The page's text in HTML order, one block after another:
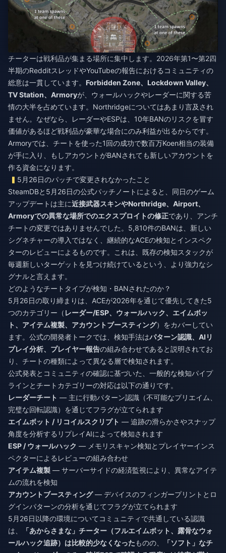
チーターは戦利品が集まる場所に集中します。2026年第1〜第2四
半期のRedditスレッドやYouTubeの報告におけるコミュニティの
総意は一貫しています。 Forbidden Zone、Lockdown Valley、
TV Station、Armoryが、ウォールハックやレーダーに関する苦
情の大半を占めています。Northridgeについてはあまり言及され
ません。なぜなら、レーダーやESPは、10年BANのリスクを冒す
価値があるほど戦利品が豪華な場合にのみ利益が出るからです。
Armoryでは、チートを使った1回の成功で数百万Koen相当の装備
が手に入り、もしアカウントがBANされても新しいアカウントを
作る資金になります。
5月26日のパッチで変更されなかったこと
SteamDBと5月26日の公式パッチノートによると、同日のゲーム
アップデートは主に近接武器スキンやNorthridge、Airport、
Armoryでの異常な場所でのエクスプロイトの修正であり、アンチ
チートの変更ではありませんでした。5,810件のBANは、新しい
シグネチャーの導入ではなく、継続的なACEの検知とインスペク
ターのレビューによるものです。これは、既存の検知スタックが
毎週新しいターゲットを見つけ続けているという、より強力なシ
グナルと言えます。
どのようなチートタイプが検知・BANされたのか？
5月26日の取り締まりは、ACEが2026年を通じて優先してきた5
つのカテゴリー（ レーダー/ESP、ウォールハック、エイムボッ
ト、アイテム複製、アカウントブースティング）をカバーしてい
ます。公式の開発者トークでは、検知手法はパターン認識、AIリ
プレイ分析、プレイヤー報告の組み合わせであると説明されてお
り、チートの種類によって異なる層で検知されます。
公式発表とコミュニティの確認に基づいた、一般的な検知パイプ
ラインとチートカテゴリーの対応は以下の通りです。
レーダーチート — 主に行動パターン認識（不可能なプリエイム、
完璧な回転認識）を通じてフラグが立てられます
エイムボット / リコイルスクリプト — 追跡の滑らかさやスナップ
角度を分析するリプレイAIによって検知されます
ESP / ウォールハック — メモリスキャン検知とプレイヤーインス
ペクターによるレビューの組み合わせ
アイテム複製 — サーバーサイドの経済監視により、異常なアイテ
ムの流れを検知
アカウントブースティング— デバイスのフィンガープリントとロ
グインパターンの分析を通じてフラグが立てられます
5月26日以降の環境についてコミュニティで共通している認識
は、
「あからさまな」チーター（フルエイムボット、露骨なウォ
ールハック追跡）は比較的少なくなったものの、
「ソフト」なチ